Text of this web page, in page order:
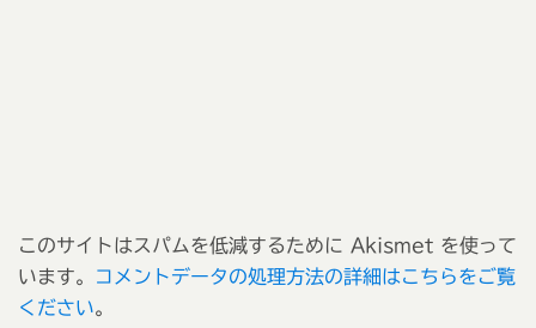
このサイトはスパムを低減するために Akismet を使って
います。
コメントデータの処理方法の詳細はこちらをご覧
ください。